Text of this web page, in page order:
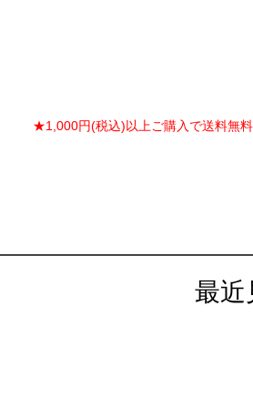
★1,000円(税込)以上ご購入で送料
最近